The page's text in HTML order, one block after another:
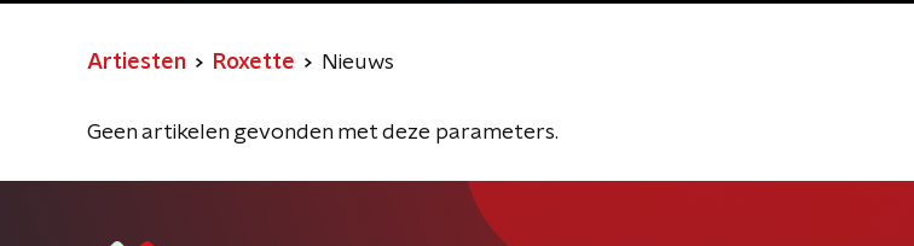
Artiesten Roxette Nieuws
Geen artikelen gevonden met deze parameters.